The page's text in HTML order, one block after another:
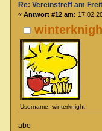
Username: winterknight
Re: Vereinstreff am
« Antwort #12 am:
abo